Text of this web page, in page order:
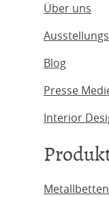
Über uns
Blog
Presse
Interior
Metallbetten